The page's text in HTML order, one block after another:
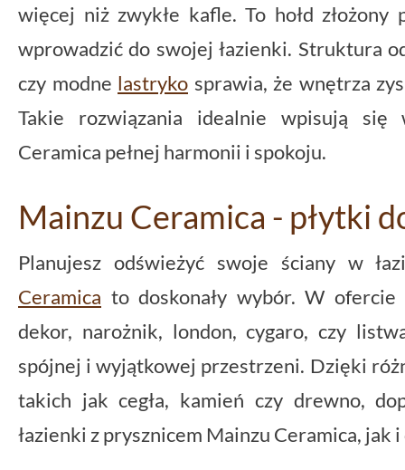
więcej niż zwykłe kafle. To hołd
wprowadzić do swojej łazienki. Struktura
czy modne lastryko sprawia, że wnętrza
Takie rozwiązania idealnie wpisują się
Ceramica pełnej harmonii i spokoju.
Mainzu Ceramica - płytki
Planujesz odświeżyć swoje ściany w
Ceramica to doskonały wybór. W
dekor, narożnik, london, cygaro, czy
spójnej i wyjątkowej przestrzeni. Dzięki
takich jak cegła, kamień czy drewno,
łazienki z prysznicem Mainzu Ceramica,